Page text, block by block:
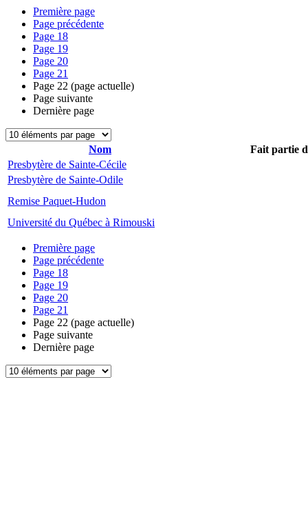
Première page
Page précédente
Page 18
Page 19
Page 20
Page 21
Page 22 (page actuelle)
Page suivante
Dernière page
Nom
Fait partie
Presbytère de Sainte-Cécile
Presbytère de Sainte-Odile
Remise Paquet-Hudon
Université du Québec à Rimouski
Première page
Page précédente
Page 18
Page 19
Page 20
Page 21
Page 22 (page actuelle)
Page suivante
Dernière page